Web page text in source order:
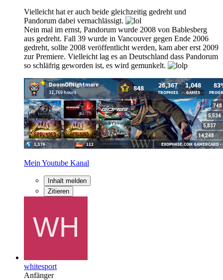
Vielleicht hat er auch beide gleichzeitig gedreht und
Pandorum dabei vernachlässigt.
Nein mal im ernst, Pandorum wurde 2008 von Bablesberg
aus gedreht. Fall 39 wurde in Vancouver gegen Ende 2006
gedreht, sollte 2008 veröffentlicht werden, kam aber erst 2009
zur Premiere. Vielleicht lag es an Deutschland dass Pandorum
so schläfrig geworden ist, es wird gemunkelt.
Mein Youtube Kanal
Inhalt melden
Zitieren
whitesport
Anfänger